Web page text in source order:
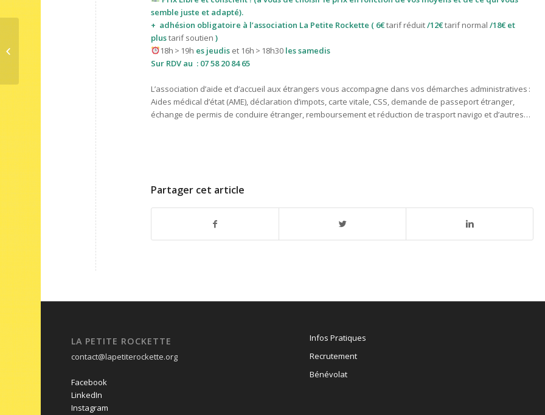
semble juste et adapté).
+ adhésion obligatoire à l’association La Petite Rockette ( 6€tarif réduit/12€tarif normal /18€ et
plustarif soutien )
18h > 19h es jeudis et 16h > 18h30 les samedis
Sur RDV au : 07 58 20 84 65
L’association d’aide et d’accueil aux étrangers vous accompagne dans vos démarches administratives :
Aides médical d’état (AME), déclaration d’impots, carte vitale, CSS, demande de passeport étranger,
échange de permis de conduire étranger, remboursement et réduction de trasport navigo et d’autres…
Partager cet article
LA PETITE ROCKETTE
contact@lapetiterockette.org
Facebook
LinkedIn
Instagram
Infos Pratiques
Recrutement
Bénévolat
Atelier co-réparation